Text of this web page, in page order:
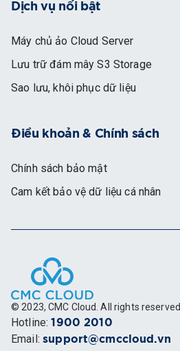
Dịch vụ nổi bật
Máy chủ ảo Cloud Server
Lưu trữ đám mây S3 Storage
Sao lưu, khôi phục dữ liệu
Điều khoản & Chính sách
Chính sách bảo mật
Cam kết bảo vệ dữ liệu cá nhân
© 2023, CMC Cloud. All rights reserved.
Hotline: 1900 2010
Email: support@cmccloud.vn